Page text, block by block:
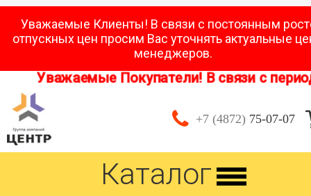
Уважаемые Клиенты! В связи с постоянным
отпускных цен просим Вас уточнять актуальные
менеджеров.
Уважаемые Покупатели! В связи с
+7 (4872) 75-07-07
Каталог